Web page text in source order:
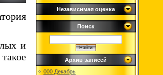
и
Независимая оценка
Поиск
Архив записей
000 Декабрь